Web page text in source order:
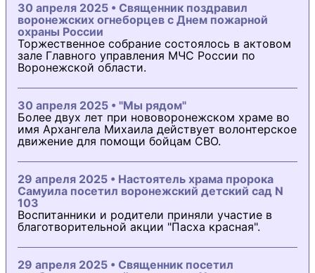
30 апреля 2025 • Священник поздравил
воронежских огнеборцев с Днем пожарной
охраны России
Торжественное собрание состоялось в актовом
зале Главного управления МЧС России по
Воронежской области.
30 апреля 2025 • "Мы рядом"
Более двух лет при нововоронежском храме во
имя Архангела Михаила действует волонтерское
движение для помощи бойцам СВО.
29 апреля 2025 • Настоятель храма пророка
Самуила посетил воронежский детский сад N
103
Воспитанники и родители приняли участие в
благотворительной акции "Пасха красная".
29 апреля 2025 • Священник посетил